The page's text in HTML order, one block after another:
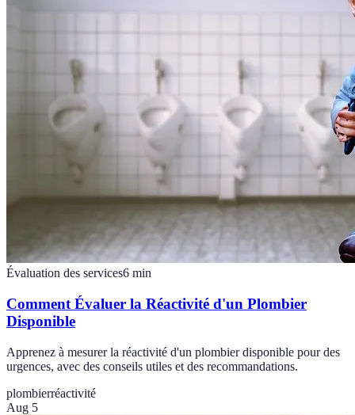
Évaluation des services6 min
Comment Évaluer la Réactivité d'un Plombier
Disponible
Apprenez à mesurer la réactivité d'un plombier disponible pour des
urgences, avec des conseils utiles et des recommandations.
plombierréactivité
Aug 5